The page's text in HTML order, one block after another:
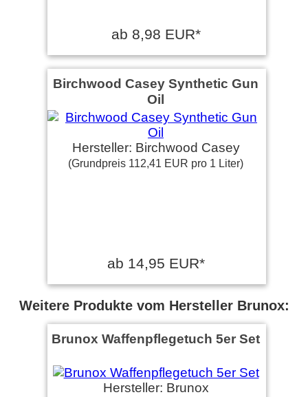
ab 8,98 EUR*
Birchwood Casey Synthetic Gun
Oil
Hersteller: Birchwood Casey
(Grundpreis 112,41 EUR pro 1 Liter)
ab 14,95 EUR*
Weitere Produkte vom Hersteller Brunox:
Brunox Waffenpflegetuch 5er Set
Hersteller: Brunox